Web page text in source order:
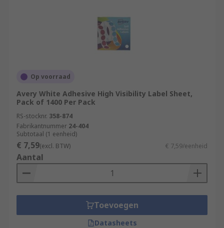
Op voorraad
Avery White Adhesive High Visibility Label Sheet,
Pack of 1400 Per Pack
RS-stocknr. 358-874
Fabrikantnummer 24-404
Subtotaal (1 eenheid)
€ 7,59(excl. BTW) € 7,59/eenheid
Aantal
Toevoegen
Datasheets